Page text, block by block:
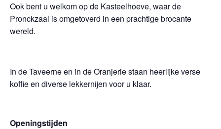
Ook bent u welkom op de Kasteelhoeve, waar de
Pronckzaal is omgetoverd in een prachtige brocante
wereld.​
In de Taveerne en in de Oranjerie staan heerlijke verse
koffie en diverse lekkernijen voor u klaar.
Openingstijden